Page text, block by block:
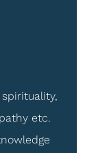
spirituality,
etc.